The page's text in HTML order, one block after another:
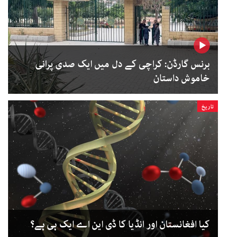
برنس گارڈن: کراچی کے دل میں ایک صدی پرانی
خاموش داستان
تاریخ
کیا افغانستان اور انڈیا کا ڈی این اے ایک ہی ہے؟